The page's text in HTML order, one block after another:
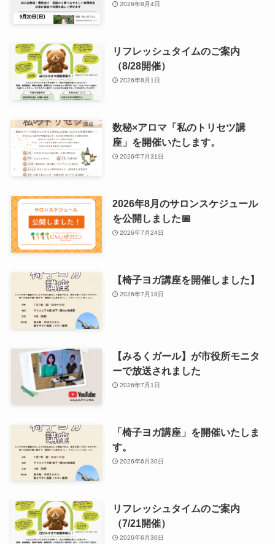
2026年8月4日
リフレッシュタイムのご案内
（8/28開催）
2026年8月1日
数秘×アロマ「私のトリセツ講
座」を開催いたします。
2026年7月31日
2026年8月のサロンスケジュール
を公開しました📅
2026年7月24日
【椅子ヨガ講座を開催しました】
2026年7月18日
【みるくガール】が市役所モニタ
ーで放送されました
2026年7月1日
「椅子ヨガ講座」を開催いたしま
す。
2026年6月30日
リフレッシュタイムのご案内
（7/21開催）
2026年6月30日